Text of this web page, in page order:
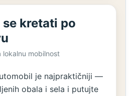
se kretati po
lokalnu mobilnost
je najpraktičniji —
obala i sela i putujte